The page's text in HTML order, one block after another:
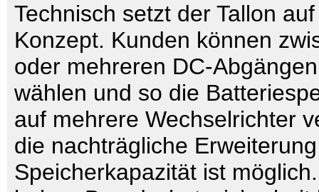
Technisch setzt der Tallon
Konzept. Kunden können
oder mehreren DC-
wählen und so die
auf mehrere Wechselrichter
die nachträgliche
Speicherkapazität ist